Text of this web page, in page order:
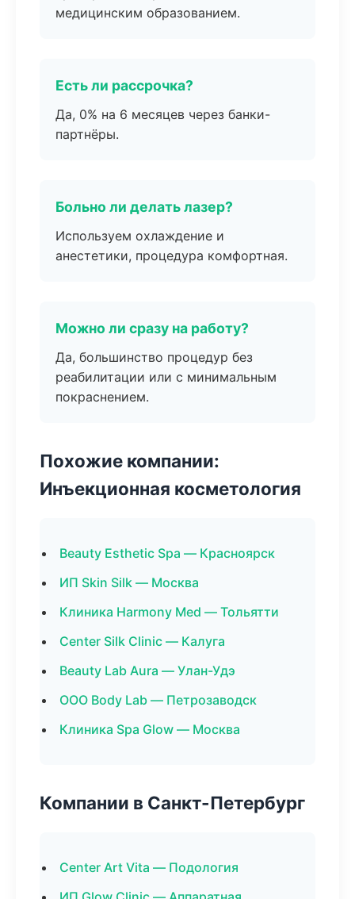
медицинским образованием.
Есть ли рассрочка?
Да, 0% на 6 месяцев через банки-
партнёры.
Больно ли делать лазер?
Используем охлаждение и
анестетики, процедура комфортная.
Можно ли сразу на работу?
Да, большинство процедур без
реабилитации или с минимальным
покраснением.
Похожие компании:
Инъекционная косметология
Beauty Esthetic Spa — Красноярск
ИП Skin Silk — Москва
Клиника Harmony Med — Тольятти
Center Silk Clinic — Калуга
Beauty Lab Aura — Улан-Удэ
ООО Body Lab — Петрозаводск
Клиника Spa Glow — Москва
Компании в Санкт-Петербург
Center Art Vita — Подология